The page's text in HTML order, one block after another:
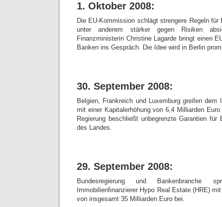
1. Oktober 2008:
Die EU-Kommission schlägt strengere Regeln
unter anderem stärker gegen Risiken
Finanzministerin Christine Lagarde bringt einen
Banken ins Gespräch. Die Idee wird in Berlin
30. September 2008:
Belgien, Frankreich und Luxemburg greifen dem
mit einer Kapitalerhöhung von 6,4 Milliarden
Regierung beschließt unbegrenzte Garantien für
des Landes.
29. September 2008:
Bundesregierung und Bankenbranche
Immobilienfinanzierer Hypo Real Estate (HRE)
von insgesamt 35 Milliarden Euro bei.